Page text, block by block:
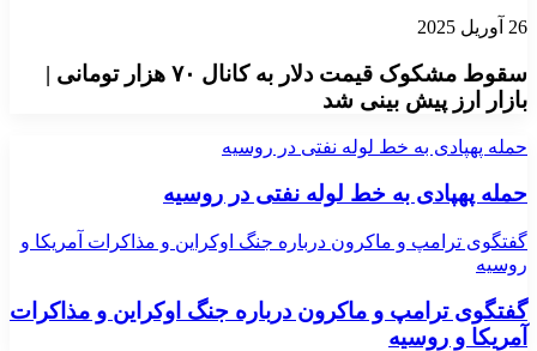
26 آوریل 2025
سقوط مشکوک قیمت دلار به کانال ۷۰ هزار تومانی |
بازار ارز پیش بینی شد
حمله پهپادی به خط لوله نفتی در روسیه
حمله پهپادی به خط لوله نفتی در روسیه
گفتگوی ترامپ و ماکرون درباره جنگ اوکراین و مذاکرات آمریکا و
روسیه
گفتگوی ترامپ و ماکرون درباره جنگ اوکراین و مذاکرات
آمریکا و روسیه